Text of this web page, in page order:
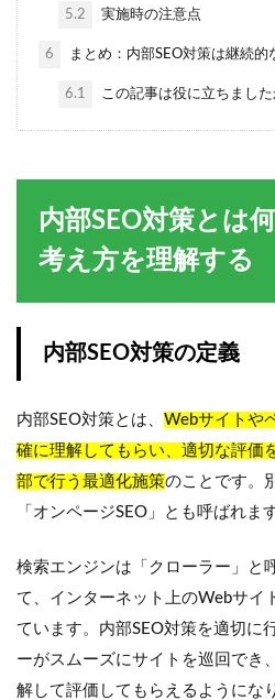
5.2 実施時の注意点
6 まとめ：内部SEO対策は継続
6.1 この記事は役に立ちました
内部SEO対策とは
考え方を理解する
内部SEO対策の定義
内部SEO対策とは、 Webサイトや
確に理解してもらい、適切な評価
部で行う最適化施策のことです。
「オンページSEO」とも呼ばれます
検索エンジンは「クローラー」と
て、インターネット上のWebサイ
ています。内部SEO対策を適切に
ーがスムーズにサイトを巡回でき
解して評価してもらえるようにな